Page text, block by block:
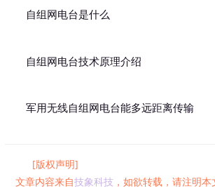
自组网电台是什么
自组网电台技术原理介绍
军用无线自组网电台能多远距离传输
[版权声明]
文章内容来自技象科技 ，如欲转载，请注明本